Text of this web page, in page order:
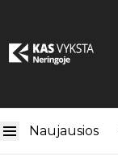
Naujausios